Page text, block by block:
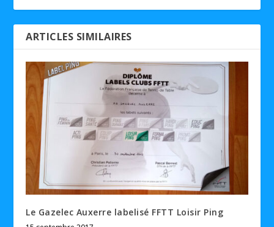
ARTICLES SIMILAIRES
Le Gazelec Auxerre labelisé FFTT Loisir Ping